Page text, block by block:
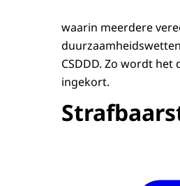
waarin meerdere
CSDDD. Zo wordt
ingekort.